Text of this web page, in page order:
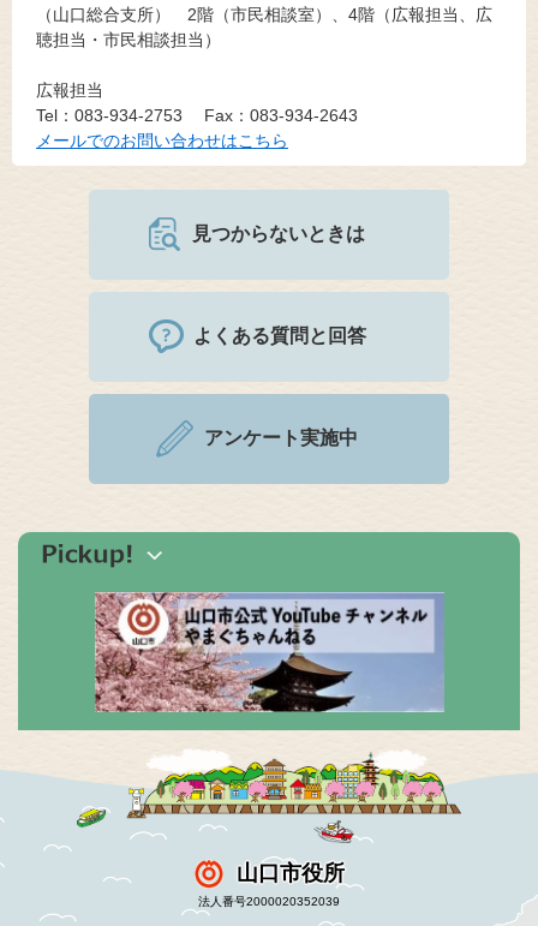
（山口総合支所） 2階（市民相談室）、4階（広報担当、広
聴担当・市民相談担当）
広報担当
Tel：083-934-2753
Fax：083-934-2643
メールでのお問い合わせはこちら
見つからないときは
よくある質問と回答
アンケート実施中
山口市役所
法人番号2000020352039